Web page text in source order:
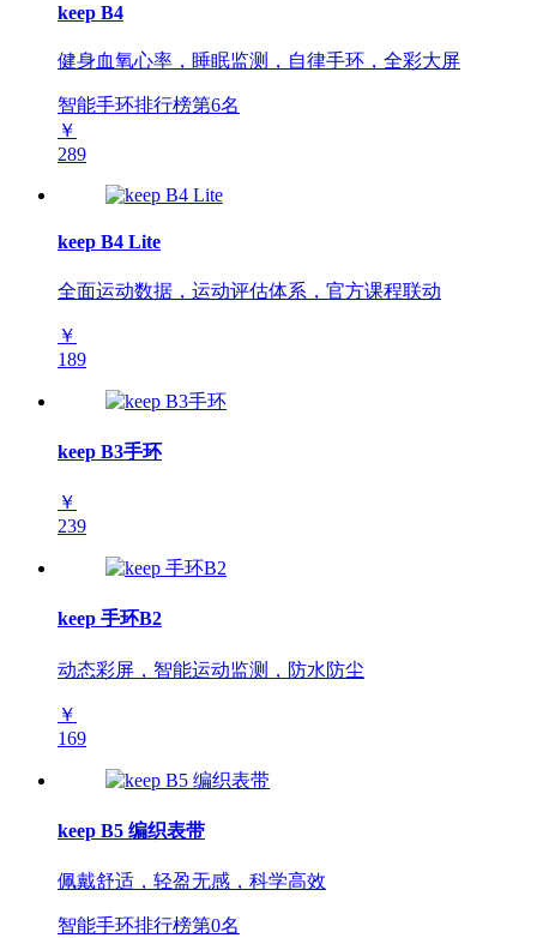
keep B4
健身血氧心率，睡眠监测，自律手环，全彩大屏
智能手环排行榜第6名
￥
289
keep B4 Lite
全面运动数据，运动评估体系，官方课程联动
￥
189
keep B3手环
￥
239
keep 手环B2
动态彩屏，智能运动监测，防水防尘
￥
169
keep B5 编织表带
佩戴舒适，轻盈无感，科学高效
智能手环排行榜第0名